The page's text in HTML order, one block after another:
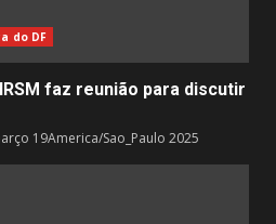
do DF
faz reunião para discutir
19America/Sao_Paulo 2025